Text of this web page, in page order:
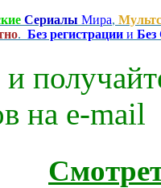
Сериалы Мира,
. Без регистрации и
на e-mаil